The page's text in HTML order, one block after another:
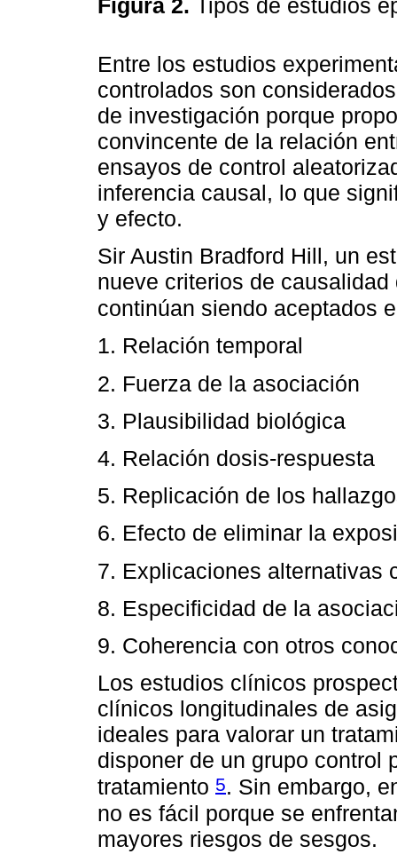
Figura 2. Tipos de estudios
Entre los estudios
controlados son
de investigación porque
convincente de la relación
ensayos de control
inferencia causal, lo que
y efecto.
Sir Austin Bradford Hill, un
nueve criterios de
continúan siendo aceptados
1. Relación temporal
2. Fuerza de la asociación
3. Plausibilidad biológica
4. Relación dosis-respuesta
5. Replicación de los
6. Efecto de eliminar la
7. Explicaciones alternativas
8. Especificidad de la
9. Coherencia con otros
Los estudios clínicos
clínicos longitudinales de
ideales para valorar un
disponer de un grupo control
tratamiento 5. Sin embargo,
no es fácil porque se
mayores riesgos de sesgos.